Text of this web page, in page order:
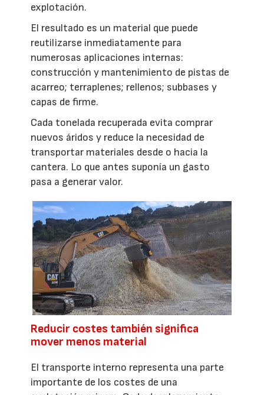
explotación.
El resultado es un material que puede
reutilizarse inmediatamente para
numerosas aplicaciones internas:
construcción y mantenimiento de pistas de
acarreo; terraplenes; rellenos; subbases y
capas de firme.
Cada tonelada recuperada evita comprar
nuevos áridos y reduce la necesidad de
transportar materiales desde o hacia la
cantera. Lo que antes suponía un gasto
pasa a generar valor.
Reducir costes también significa
mover menos material
El transporte interno representa una parte
importante de los costes de una